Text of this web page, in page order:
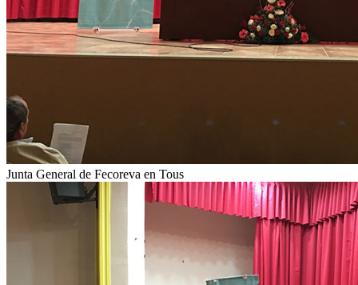
Junta General de Fecoreva en Tous